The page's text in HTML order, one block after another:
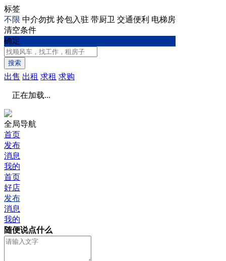
标签
不限 中介勿扰 拎包入驻 带厨卫 交通便利 电梯房
清空条件
确定
搜索
出售 出租 求租 求购
正在加载...
全局导航
首页
发布
消息
我的
首页
好店
发布
消息
我的
随便说点什么